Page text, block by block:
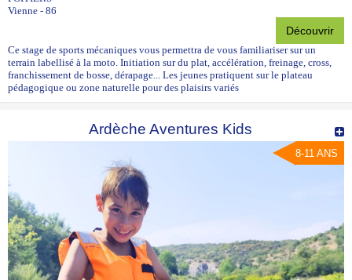
Vienne - 86
Découvrir
Ce stage de sports mécaniques vous permettra de vous familiariser sur un
terrain labellisé à la moto. Initiation sur du plat, accélération, freinage, cross,
franchissement de bosse, dérapage... Les jeunes pratiquent sur le plateau
pédagogique ou zone naturelle pour des plaisirs variés
Ardèche Aventures Kids
8-11 ANS